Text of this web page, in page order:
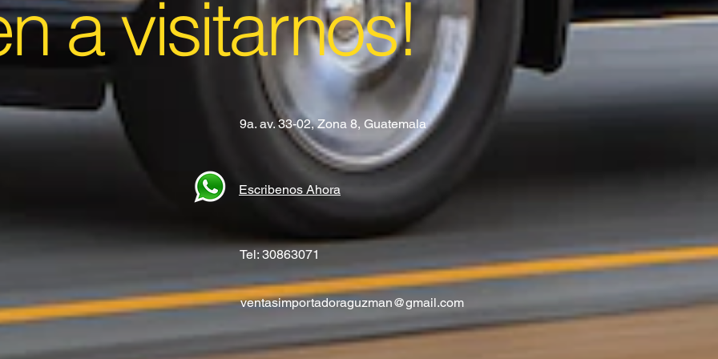
a visitarnos!
9a. av. 33-02, Zona 8, Guatemala
Escribenos Ahora
Tel: 30863071
ventasimportadoraguzman@gmail.com